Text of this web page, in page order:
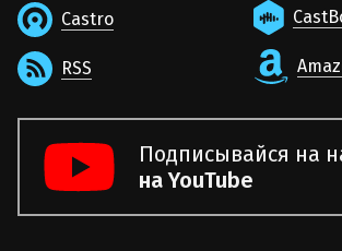
Castro
RSS
Подписывайся на
на YouTube